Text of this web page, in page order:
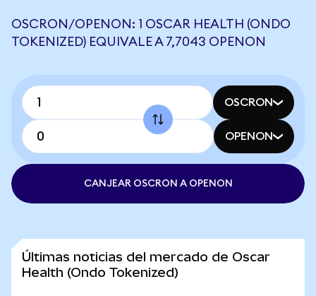
OSCRON/OPENON: 1 OSCAR HEALTH (ONDO
TOKENIZED) EQUIVALE A 7,7043 OPENON
OSCRON
OPENON
CANJEAR OSCRON A OPENON
Últimas noticias del mercado de Oscar
Health (Ondo Tokenized)